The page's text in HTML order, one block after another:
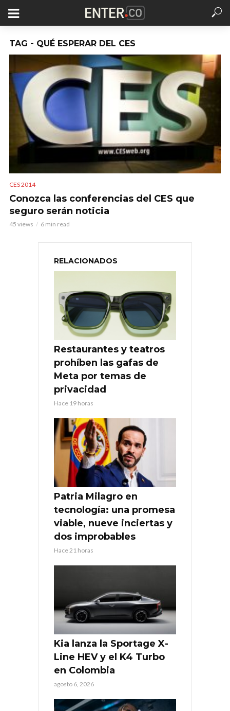
TAG - QUÉ ESPERAR DEL CES
CES 2014
Conozca las conferencias del CES que
seguro serán noticia
45 views 6 min read
RELACIONADOS
Restaurantes y teatros
prohíben las gafas de
Meta por temas de
privacidad
Hace 19 horas
Patria Milagro en
tecnología: una promesa
viable, nueve inciertas y
dos improbables
Hace 21 horas
Kia lanza la Sportage X-
Line HEV y el K4 Turbo
en Colombia
agosto 6, 2026